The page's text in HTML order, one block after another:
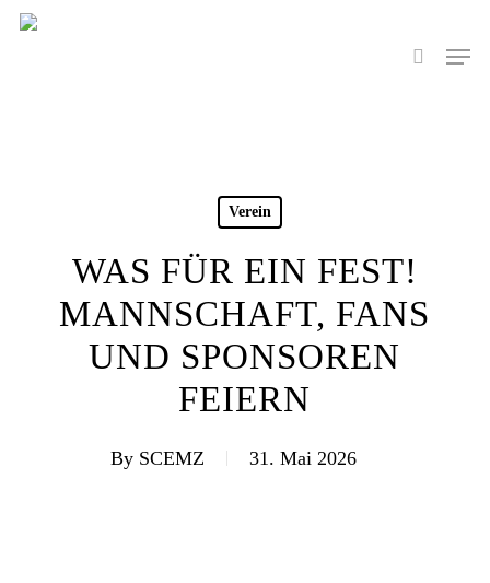
Skip
search
Menu
Verein
WAS FÜR EIN FEST!
MANNSCHAFT, FANS
UND SPONSOREN
FEIERN
By SCEMZ 31. Mai 2026